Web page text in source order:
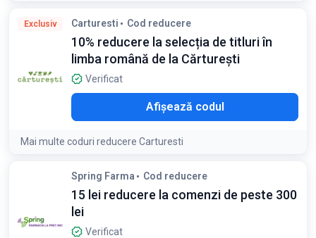
Detaliile ofertei:
Minimum 5% la achiziția oricaror produse
cu exceptia medicamentelor si a altor produse pentru care
legea nu permite acordarea de discount-uri;
Exclusiv Carturesti Cod reducere
10% reducere la selecția de titluri în
limba română de la Cărturești
Verificat
Afișează codul
Mai multe coduri reducere Carturesti
Detaliile ofertei:
Beneficiază de o reducere exclusivă la
selecția zeci de mii de titluri în limba română de la Carturesti
Reducerea nu se cumulează cu alte promoții
Spring Farma Cod reducere
15 lei reducere la comenzi de peste 300
lei
Verificat